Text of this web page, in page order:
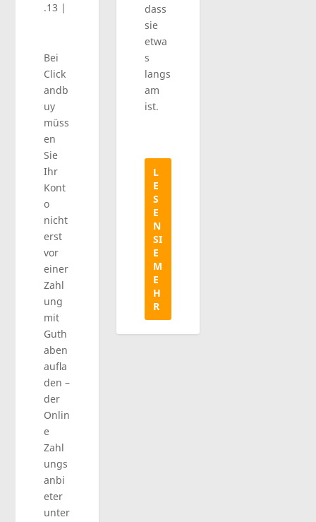
.13 |
Bei
Click
andb
uy
müss
en
Sie
Ihr
Kont
o
nicht
erst
vor
einer
Zahl
ung
mit
Guth
aben
aufla
den –
der
Onlin
e
Zahl
ungs
anbi
eter
unter
dass
sie
etwa
s
langs
am
ist.
L
E
S
E
N
SI
E
M
E
H
R